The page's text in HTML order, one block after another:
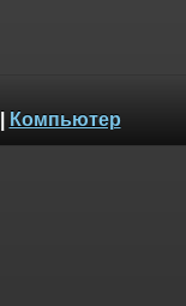
Компьютер